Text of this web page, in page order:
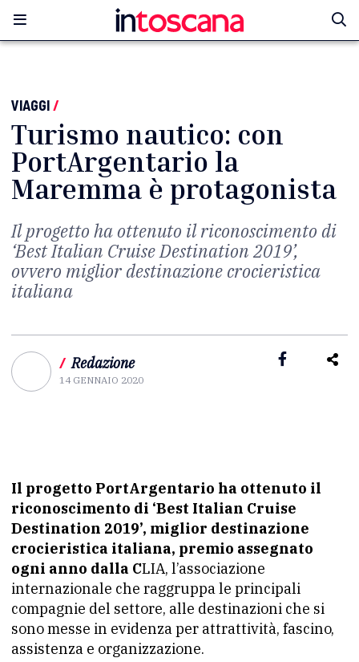
VIAGGI/
Turismo nautico: con
PortArgentario la
Maremma è protagonista
Il progetto ha ottenuto il riconoscimento di
‘Best Italian Cruise Destination 2019’,
ovvero miglior destinazione crocieristica
italiana
/ Redazione
14 GENNAIO 2020
Il progetto PortArgentario ha ottenuto il
riconoscimento di ‘Best Italian Cruise
Destination 2019’, miglior destinazione
crocieristica italiana, premio assegnato
ogni anno dalla CLIA, l’associazione
internazionale che raggruppa le principali
compagnie del settore, alle destinazioni che si
sono messe in evidenza per attrattività, fascino,
assistenza e organizzazione.